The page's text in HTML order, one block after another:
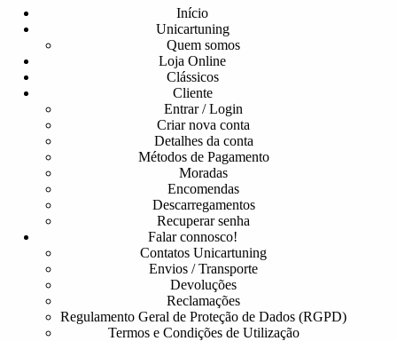
Início
Unicartuning
Quem somos
Loja Online
Clássicos
Cliente
Entrar / Login
Criar nova conta
Detalhes da conta
Métodos de Pagamento
Moradas
Encomendas
Descarregamentos
Recuperar senha
Falar connosco!
Contatos Unicartuning
Envios / Transporte
Devoluções
Reclamações
Regulamento Geral de Proteção de Dados (RGPD)
Termos e Condições de Utilização